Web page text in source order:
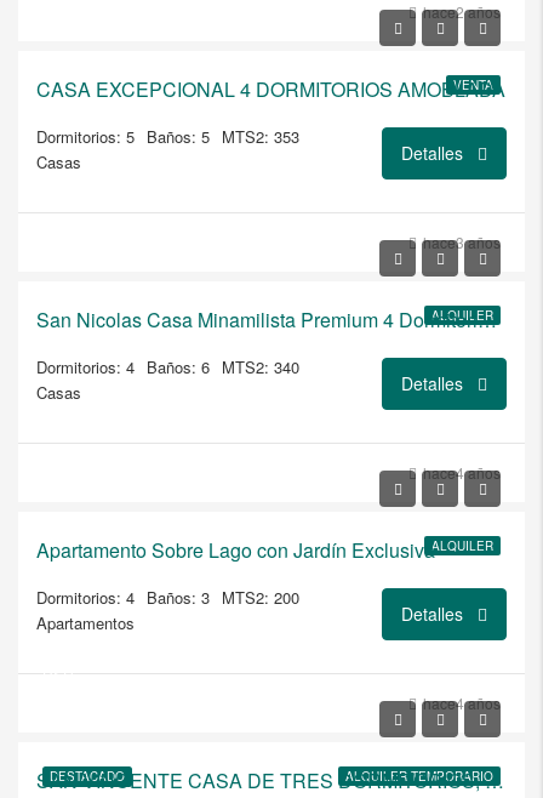
hace2 años
VENTA
CASA EXCEPCIONAL 4 DORMITORIOS AMOBLADA
Dormitorios: 5 Baños: 5 MTS2: 353
Casas
Detalles
hace3 años
ALQUILER
San Nicolas Casa Minamilista Premium 4 Dormitorios Disponible Julio 2026
Dormitorios: 4 Baños: 6 MTS2: 340
Casas
Detalles
hace4 años
ALQUILER
Apartamento Sobre Lago con Jardín Exclusiva
Dormitorios: 4 Baños: 3 MTS2: 200
Apartamentos
Detalles
hace4 años
DESTACADO ALQUILER TEMPORARIO
USD
$2.200/AMOBLADO Y EQUIPADO A
SAN VINCENTE CASA DE TRES DORMITORIOS, JARDIN PARILLA A ESTRENAR